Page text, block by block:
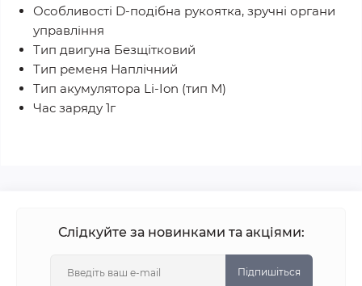
Особливості D-подібна рукоятка, зручні органи
управління
Тип двигуна Безщітковий
Тип ременя Наплічний
Тип акумулятора Li-Ion (тип М)
Час заряду 1г
Слідкуйте за новинками та акціями:
Підпишіться